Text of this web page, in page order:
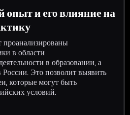
и его влияние на
проанализированы
в области
в образовании, а
Это позволит выявить
которые могут быть
условий.